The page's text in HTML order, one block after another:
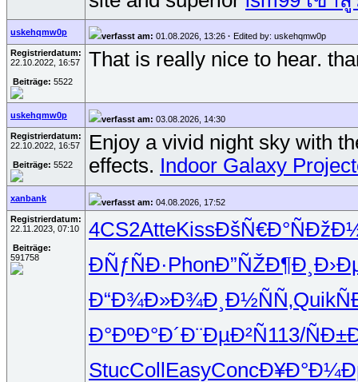
uskehqmw0p verfasst am: 01.08.2026, 13:26 · Edited by: uskehqmw0p
Registrierdatum:
22.10.2022, 16:57
Beiträge: 5522
That is really nice to hear.
uskehqmw0p verfasst am: 03.08.2026, 14:30
Registrierdatum:
22.10.2022, 16:57
Beiträge: 5522
Enjoy a vivid night sky with
effects. Indoor Galaxy
xanbank verfasst am: 04.08.2026, 17:52
Registrierdatum:
22.11.2023, 07:10
Beiträge:
591758
4CS2AtteKissÐšÑ€Ð°Ñ
ÐÑƒÑÐ·PhonÐ”ÑŽÐ¶Ð¸
Ð“Ð¾Ð»Ð¾Ð¸Ð½ÑÑ‚Quik
Ð°ÐºÐ°Ð´Ð¨ÐµÐ²Ñ113/
StucColl EasyConc